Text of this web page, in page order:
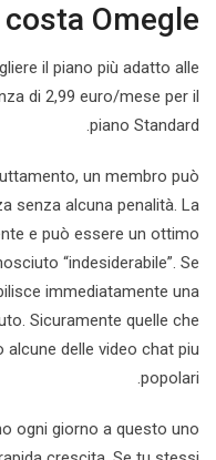
Omegle?
il piano più adatto alle
di 2,99 euro/mese per il
piano Standard.
un membro può
senza alcuna penalità. La
e può essere un ottimo
“indesiderabile”. Se
immediatamente una
Sicuramente quelle che
delle video chat piu
popolari.
ogni giorno a questo uno